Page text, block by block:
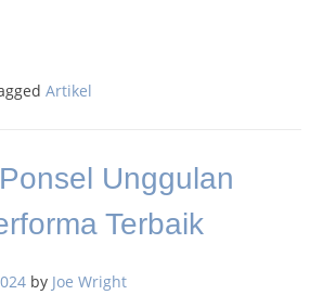
Artikel
Unggulan
Terbaik
by Joe Wright